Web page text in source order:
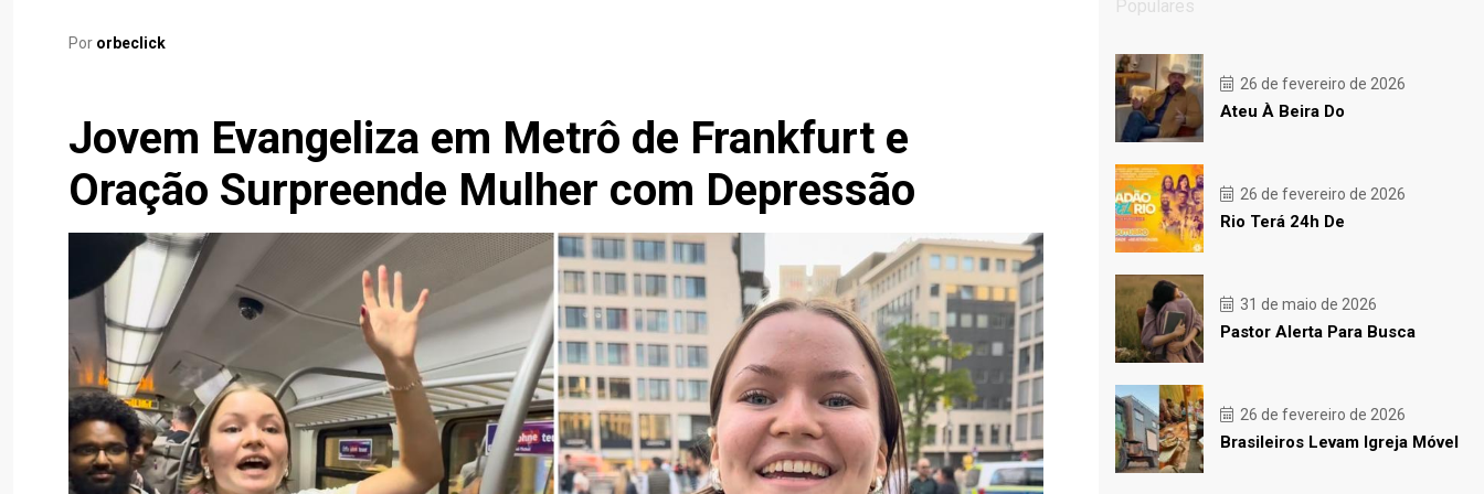
Por orbeclick
Jovem Evangeliza em Metrô de Frankfurt e
Oração Surpreende Mulher com Depressão
Populares
26 de fevereiro de 2026
Ateu À Beira Do
26 de fevereiro de 2026
Rio Terá 24h De
31 de maio de 2026
Pastor Alerta Para Busca
26 de fevereiro de 2026
Brasileiros Levam Igreja Móvel